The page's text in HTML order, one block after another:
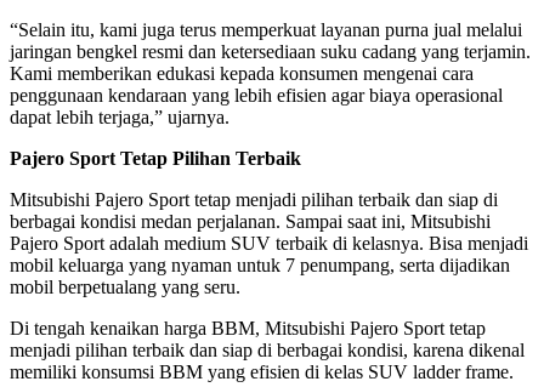
“Selain itu, kami juga terus memperkuat layanan purna jual melalui
jaringan bengkel resmi dan ketersediaan suku cadang yang terjamin.
Kami memberikan edukasi kepada konsumen mengenai cara
penggunaan kendaraan yang lebih efisien agar biaya operasional
dapat lebih terjaga,” ujarnya.
Pajero Sport Tetap Pilihan Terbaik
Mitsubishi Pajero Sport tetap menjadi pilihan terbaik dan siap di
berbagai kondisi medan perjalanan. Sampai saat ini, Mitsubishi
Pajero Sport adalah medium SUV terbaik di kelasnya. Bisa menjadi
mobil keluarga yang nyaman untuk 7 penumpang, serta dijadikan
mobil berpetualang yang seru.
Di tengah kenaikan harga BBM, Mitsubishi Pajero Sport tetap
menjadi pilihan terbaik dan siap di berbagai kondisi, karena dikenal
memiliki konsumsi BBM yang efisien di kelas SUV ladder frame.